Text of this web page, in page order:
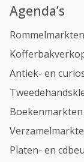
Agenda’s
Rommelmarkten
Antiek- en
Boekenmarkten
Platen- en